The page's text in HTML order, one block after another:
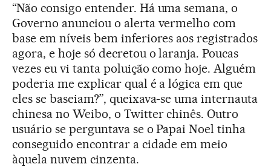
“Não consigo entender. Há uma semana, o
Governo anunciou o alerta vermelho com
base em níveis bem inferiores aos registrados
agora, e hoje só decretou o laranja. Poucas
vezes eu vi tanta poluição como hoje. Alguém
poderia me explicar qual é a lógica em que
eles se baseiam?”, queixava-se uma internauta
chinesa no Weibo, o Twitter chinês. Outro
usuário se perguntava se o Papai Noel tinha
conseguido encontrar a cidade em meio
àquela nuvem cinzenta.